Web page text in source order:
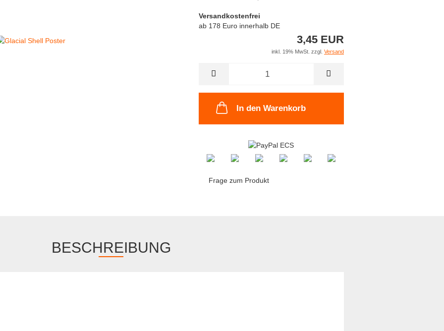
Versandkostenfrei
ab 178 Euro innerhalb DE
3,45 EUR
inkl. 19% MwSt. zzgl. Versand
In den Warenkorb
Frage zum Produkt
BESCHREIBUNG